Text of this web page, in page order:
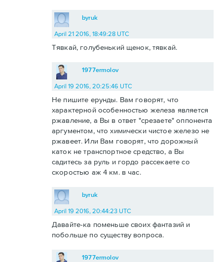
byruk
April 21 2016, 18:49:28 UTC
Тявкай, голубенький щенок, тявкай.
1977ermolov
April 19 2016, 20:25:46 UTC
Не пишите ерунды. Вам говорят, что
характерной особенностью железа является
ржавление, а Вы в ответ "срезаете" оппонента
аргументом, что химически чистое железо не
ржавеет. Или Вам говорят, что дорожный
каток не транспортное средство, а Вы
садитесь за руль и гордо рассекаете со
скоростью аж 4 км. в час.
byruk
April 19 2016, 20:44:23 UTC
Давайте-ка поменьше своих фантазий и
побольше по существу вопроса.
1977ermolov